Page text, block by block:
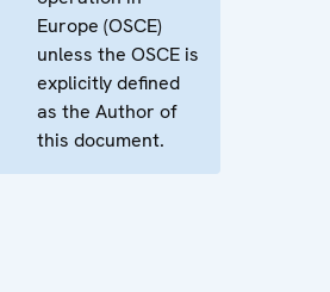
Europe (OSCE)
unless the OSCE is
explicitly defined
as the Author of
this document.